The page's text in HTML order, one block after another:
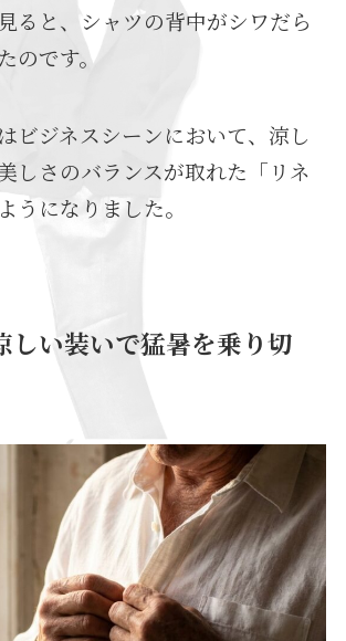
ると、シャツの背中がシワだら
のです。
ビジネスシーンにおいて、涼し
しさのバランスが取れた「リネ
うになりました。
い装いで猛暑を乗り切